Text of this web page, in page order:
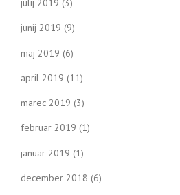
julij 2019 (3)
junij 2019 (9)
maj 2019 (6)
april 2019 (11)
marec 2019 (3)
februar 2019 (1)
januar 2019 (1)
december 2018 (6)